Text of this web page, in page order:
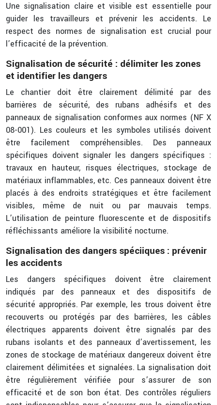
Une signalisation claire et visible est essentielle pour
guider les travailleurs et prévenir les accidents. Le
respect des normes de signalisation est crucial pour
l’efficacité de la prévention.
Signalisation de sécurité : délimiter les zones
et identifier les dangers
Le chantier doit être clairement délimité par des
barrières de sécurité, des rubans adhésifs et des
panneaux de signalisation conformes aux normes (NF X
08-001). Les couleurs et les symboles utilisés doivent
être facilement compréhensibles. Des panneaux
spécifiques doivent signaler les dangers spécifiques :
travaux en hauteur, risques électriques, stockage de
matériaux inflammables, etc. Ces panneaux doivent être
placés à des endroits stratégiques et être facilement
visibles, même de nuit ou par mauvais temps.
L’utilisation de peinture fluorescente et de dispositifs
réfléchissants améliore la visibilité nocturne.
Signalisation des dangers spéciiques : prévenir
les accidents
Les dangers spécifiques doivent être clairement
indiqués par des panneaux et des dispositifs de
sécurité appropriés. Par exemple, les trous doivent être
recouverts ou protégés par des barrières, les câbles
électriques apparents doivent être signalés par des
rubans isolants et des panneaux d’avertissement, les
zones de stockage de matériaux dangereux doivent être
clairement délimitées et signalées. La signalisation doit
être régulièrement vérifiée pour s’assurer de son
efficacité et de son bon état. Des contrôles réguliers